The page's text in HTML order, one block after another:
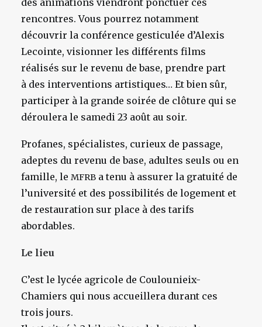
des animations viendront ponctuer ces
rencontres. Vous pourrez notamment
découvrir la conférence gesticulée d’Alexis
Lecointe, visionner les différents films
réalisés sur le revenu de base, prendre part
à des interventions artistiques… Et bien sûr,
participer à la grande soirée de clôture qui se
déroulera le samedi 23 août au soir.
Profanes, spécialistes, curieux de passage,
adeptes du revenu de base, adultes seuls ou en
famille, le MFRB a tenu à assurer la gratuité de
l’université et des possibilités de logement et
de restauration sur place à des tarifs
abordables.
Le lieu
C’est le lycée agricole de Coulounieix-
Chamiers qui nous accueillera durant ces
trois jours.